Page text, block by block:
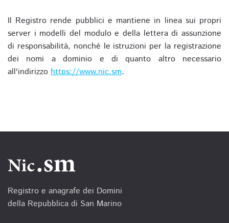
Il Registro rende pubblici e mantiene in linea sui propri
server i modelli del modulo e della lettera di assunzione
di responsabilità, nonché le istruzioni per la registrazione
dei nomi a dominio e di quanto altro necessario
all'indirizzo https://www.nic.sm.
Registro e anagrafe dei Domini
della Repubblica di San Marino